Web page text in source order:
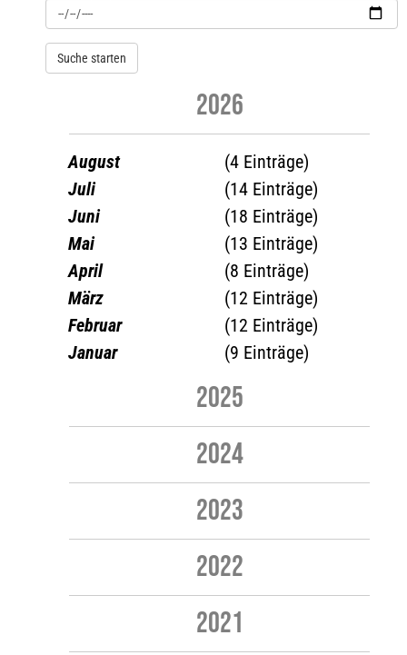
2026
August
(4 Einträge)
Juli
(14 Einträge)
Juni
(18 Einträge)
Mai
(13 Einträge)
April
(8 Einträge)
März
(12 Einträge)
Februar
(12 Einträge)
Januar
(9 Einträge)
2025
2024
2023
2022
2021